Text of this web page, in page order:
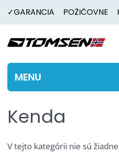
✓GARANCIA POŽIČOVNE
MENU
Kenda
V tejto kategórii nie sú